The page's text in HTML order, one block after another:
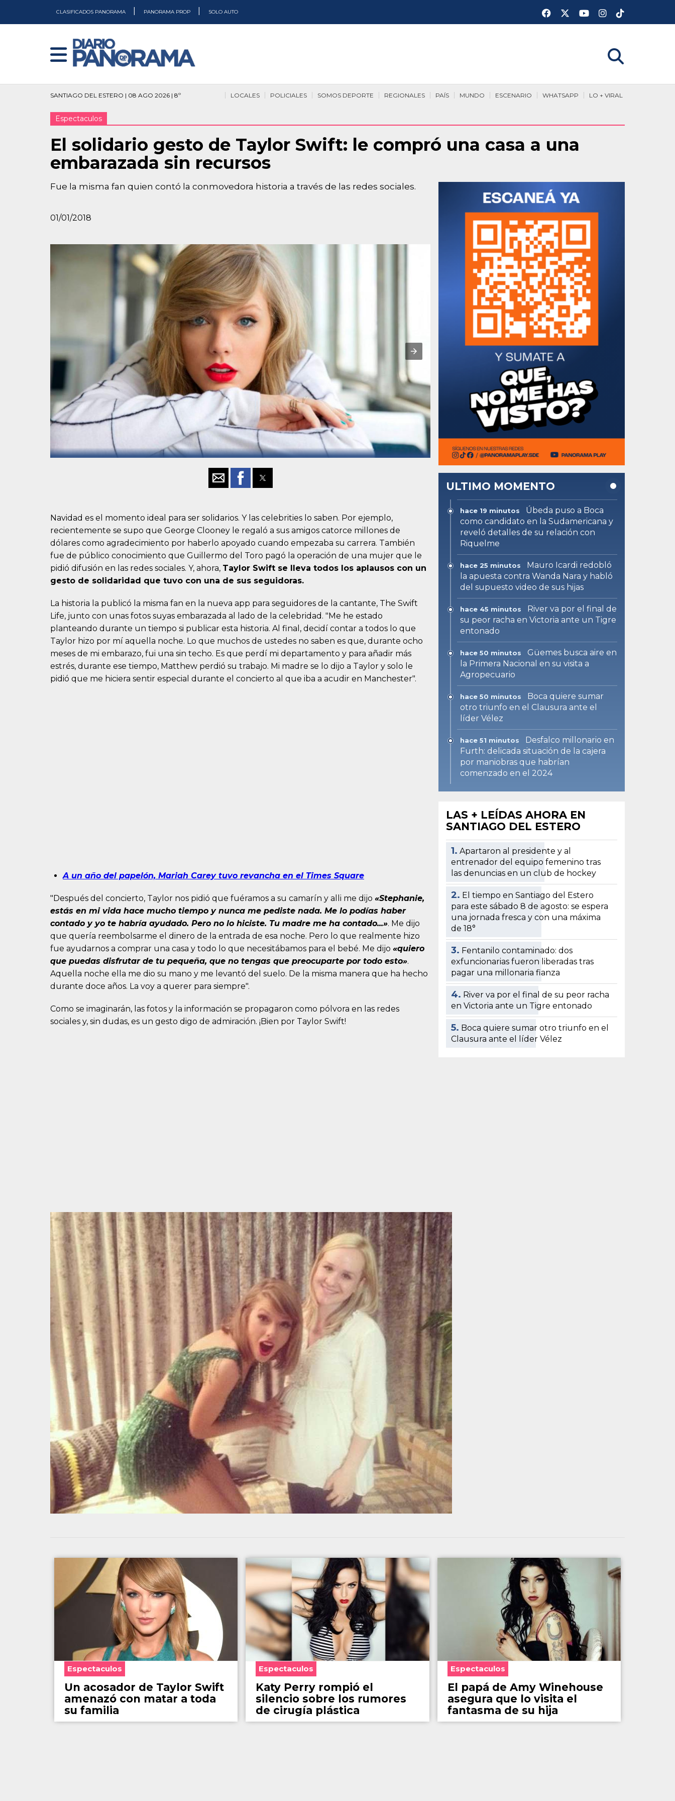
CLASIFICADOS PANORAMA PANORAMA PROP SOLO AUTO
SANTIAGO DEL ESTERO | 08 AGO 2026 | 8º LO + VIRAL
WHATSAPP
ESCENARIO
MUNDO
PAÍS
REGIONALES
SOMOS DEPORTE
POLICIALES
LOCALES
Espectaculos
El solidario gesto de Taylor Swift: le compró una casa a una
embarazada sin recursos
Fue la misma fan quien contó la conmovedora historia a través de las redes sociales.
01/01/2018
Navidad es el momento ideal para ser solidarios. Y las celebrities lo saben. Por ejemplo,
recientemente se supo que George Clooney le regaló a sus amigos catorce millones de
dólares como agradecimiento por haberlo apoyado cuando empezaba su carrera. También
fue de público conocimiento que Guillermo del Toro pagó la operación de una mujer que le
pidió difusión en las redes sociales. Y, ahora, Taylor Swift se lleva todos los aplausos con un
gesto de solidaridad que tuvo con una de sus seguidoras.
La historia la publicó la misma fan en la nueva app para seguidores de la cantante, The Swift
Life, junto con unas fotos suyas embarazada al lado de la celebridad. "Me he estado
planteando durante un tiempo si publicar esta historia. Al final, decidí contar a todos lo que
Taylor hizo por mí aquella noche. Lo que muchos de ustedes no saben es que, durante ocho
meses de mi embarazo, fui una sin techo. Es que perdí mi departamento y para añadir más
estrés, durante ese tiempo, Matthew perdió su trabajo. Mi madre se lo dijo a Taylor y solo le
pidió que me hiciera sentir especial durante el concierto al que iba a acudir en Manchester".
A un año del papelón, Mariah Carey tuvo revancha en el Times Square
"Después del concierto, Taylor nos pidió que fuéramos a su camarín y alli me dijo «Stephanie,
estás en mi vida hace mucho tiempo y nunca me pediste nada. Me lo podías haber
contado y yo te habría ayudado. Pero no lo hiciste. Tu madre me ha contado...». Me dijo
que quería reembolsarme el dinero de la entrada de esa noche. Pero lo que realmente hizo
fue ayudarnos a comprar una casa y todo lo que necesitábamos para el bebé. Me dijo «quiero
que puedas disfrutar de tu pequeña, que no tengas que preocuparte por todo esto».
Aquella noche ella me dio su mano y me levantó del suelo. De la misma manera que ha hecho
durante doce años. La voy a querer para siempre".
Como se imaginarán, las fotos y la información se propagaron como pólvora en las redes
sociales y, sin dudas, es un gesto digo de admiración. ¡Bien por Taylor Swift!
ULTIMO MOMENTO
hace 19 minutos
Úbeda puso a Boca
como candidato en la Sudamericana y
reveló detalles de su relación con
Riquelme
hace 25 minutos
Mauro Icardi redobló
la apuesta contra Wanda Nara y habló
del supuesto video de sus hijas
hace 45 minutos
River va por el final de
su peor racha en Victoria ante un Tigre
entonado
hace 50 minutos
Güemes busca aire en
la Primera Nacional en su visita a
Agropecuario
hace 50 minutos
Boca quiere sumar
otro triunfo en el Clausura ante el
líder Vélez
hace 51 minutos
Desfalco millonario en
Furth: delicada situación de la cajera
por maniobras que habrían
comenzado en el 2024
LAS + LEÍDAS AHORA EN
SANTIAGO DEL ESTERO
1. Apartaron al presidente y al
entrenador del equipo femenino tras
las denuncias en un club de hockey
2. El tiempo en Santiago del Estero
para este sábado 8 de agosto: se espera
una jornada fresca y con una máxima
de 18°
3. Fentanilo contaminado: dos
exfuncionarias fueron liberadas tras
pagar una millonaria fianza
4. River va por el final de su peor racha
en Victoria ante un Tigre entonado
5. Boca quiere sumar otro triunfo en el
Clausura ante el líder Vélez
Espectaculos
Un acosador de Taylor Swift
amenazó con matar a toda
su familia
Espectaculos
Katy Perry rompió el
silencio sobre los rumores
de cirugía plástica
Espectaculos
El papá de Amy Winehouse
asegura que lo visita el
fantasma de su hija